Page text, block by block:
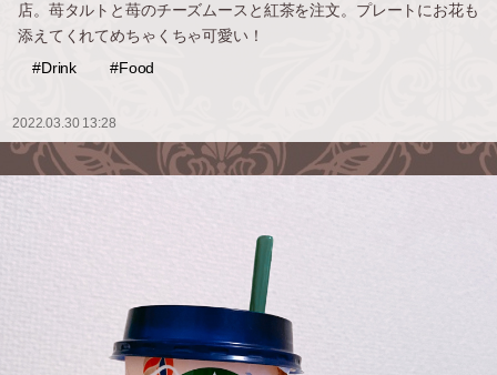
店。苺タルトと苺のチーズムースと紅茶を注文。プレートにお花も
添えてくれてめちゃくちゃ可愛い！
#Drink
#Food
2022.03.30 13:28